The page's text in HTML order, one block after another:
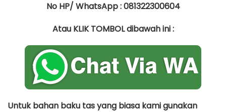
No HP/ WhatsApp : 081322300604
Atau KLIK TOMBOL dibawah ini :
Untuk bahan baku tas yang biasa kami gunakan